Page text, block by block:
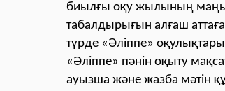
биылғы оқу жылының
табалдырығын алғаш
түрде «Әліппе»
«Әліппе» пәнін оқыту
ауызша және жазба мәтін